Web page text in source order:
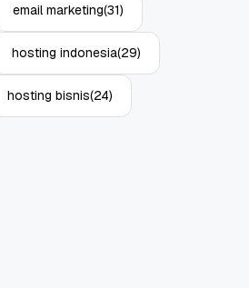
email marketing(31)
hosting indonesia(29)
hosting bisnis(24)